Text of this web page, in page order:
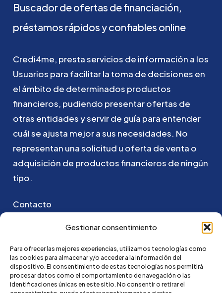
Gestionar consentimiento
Para ofrecer las mejores experiencias, utilizamos tecnologías como
las cookies para almacenar y/o acceder a la información del
dispositivo. El consentimiento de estas tecnologías nos permitirá
procesar datos como el comportamiento de navegación o las
identificaciones únicas en este sitio. No consentir o retirar el
Buscadordeofertas definanciación,
préstamos rápidosyconfiables online
Credi4me, prestaservicios de información a los
Usuarios para facilitarla toma de decisiones en
el ámbito de determinados productos
financieros, pudiendo presentarofertas de
otras entidadesyservirde guía para entender
cuálse ajusta mejorasus necesidades. No
representan unasolicitud u oferta deventa o
adquisición de productosfinancieros de ningún
tipo.
Contacto
Puedes ponerte en contacto con nosotros
go@credi4me.com